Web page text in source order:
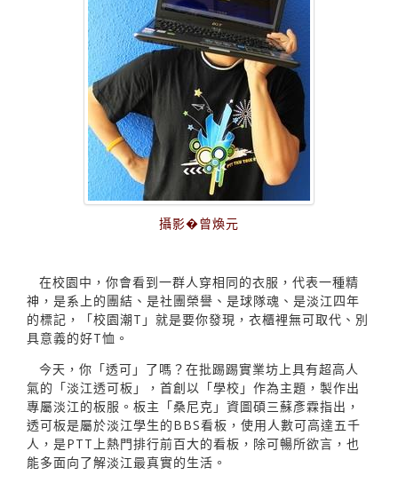
攝影�曾煥元
在校園中，你會看到一群人穿相同的衣服，代表一種精
神，是系上的團結、是社團榮譽、是球隊魂、是淡江四年
的標記，「校園潮T」就是要你發現，衣櫃裡無可取代、別
具意義的好T恤。
今天，你「透可」了嗎？在批踢踢實業坊上具有超高人
氣的「淡江透可板」，首創以「學校」作為主題，製作出
專屬淡江的板服。板主「桑尼克」資圖碩三蘇彥霖指出，
透可板是屬於淡江學生的BBS看板，使用人數可高達五千
人，是PTT上熱門排行前百大的看板，除可暢所欲言，也
能多面向了解淡江最真實的生活。